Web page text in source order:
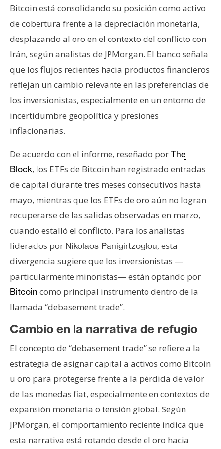
T
e
a
s
R
e
c
u
s
o
C
n
t
a
c
o
y
P
u
b
l
i
c
i
d
a
d
Bitcoin está consolidando su posición como activo
de cobertura frente a la depreciación monetaria,
desplazando al oro en el contexto del conflicto con
Irán, según analistas de JPMorgan. El banco señala
que los flujos recientes hacia productos financieros
reflejan un cambio relevante en las preferencias de
los inversionistas, especialmente en un entorno de
incertidumbre geopolítica y presiones
inflacionarias.
De acuerdo con el informe, reseñado porThe
Block, los ETFs de Bitcoin han registrado entradas
de capital durante tres meses consecutivos hasta
mayo, mientras que los ETFs de oro aún no logran
recuperarse de las salidas observadas en marzo,
cuando estalló el conflicto. Para los analistas
liderados por Nikolaos Panigirtzoglou, esta
divergencia sugiere que los inversionistas —
particularmente minoristas— están optando por
Bitcoin como principal instrumento dentro de la
llamada “debasement trade”.
Cambio en la narrativa de refugio
El concepto de “debasement trade” se refiere a la
estrategia de asignar capital a activos como Bitcoin
u oro para protegerse frente a la pérdida de valor
de las monedas fiat, especialmente en contextos de
expansión monetaria o tensión global. Según
JPMorgan, el comportamiento reciente indica que
esta narrativa está rotando desde el oro hacia